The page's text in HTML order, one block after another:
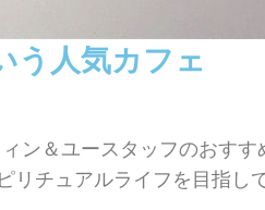
う人気カフェ
ン＆ユースタッフのおすす
リチュアルライフを目指